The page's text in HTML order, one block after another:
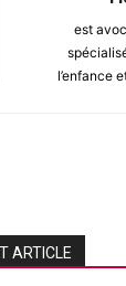
est
l’enfance
ARTICLE